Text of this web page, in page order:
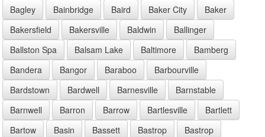
Bagley
Bainbridge Baird Baker City
Baker
Bakersfield
Bakersville Baldwin
Ballinger
Ballston Spa
Balsam Lake Baltimore
Bamberg
Bandera
Bangor Baraboo
Barbourville
Bardstown
Bardwell Barnesville
Barnstable
Barnwell
Barron Barrow Bartlesville
Bartlett
Bartow
Basin Bassett Bastrop
Bastrop